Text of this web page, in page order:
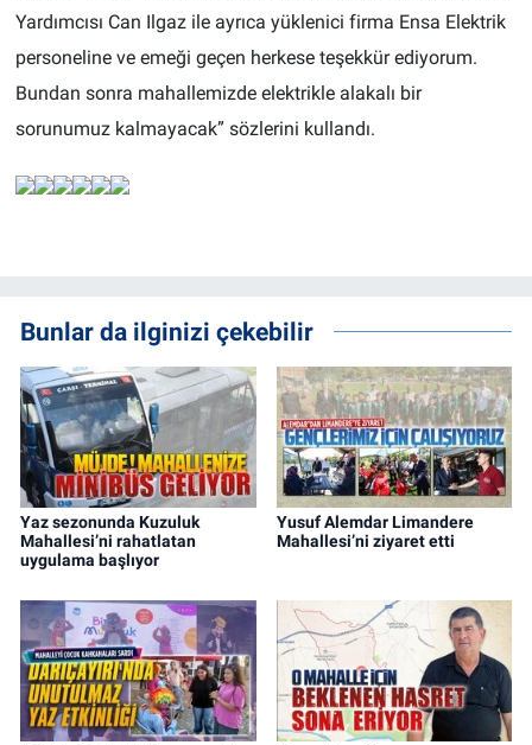
Yardımcısı Can Ilgaz ile ayrıca yüklenici firma Ensa Elektrik
personeline ve emeği geçen herkese teşekkür ediyorum.
Bundan sonra mahallemizde elektrikle alakalı bir
sorunumuz kalmayacak” sözlerini kullandı.
Bunlar da ilginizi çekebilir
Yaz sezonunda Kuzuluk
Mahallesi’ni rahatlatan
uygulama başlıyor
Yusuf Alemdar Limandere
Mahallesi’ni ziyaret etti